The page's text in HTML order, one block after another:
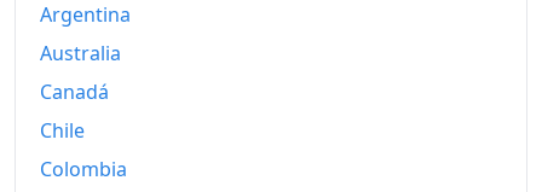
2016
2018
2019
Argentina
Australia
Canadá
Chile
Colombia